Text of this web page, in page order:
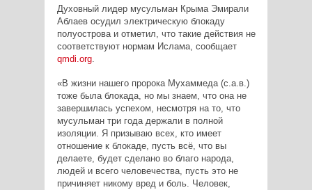
Духовный лидер мусульман Крыма Эмирали
Аблаев осудил электрическую блокаду
полуострова и отметил, что такие действия не
соответствуют нормам Ислама, сообщает
qmdi.org.
«В жизни нашего пророка Мухаммеда (с.а.в.)
тоже была блокада, но мы знаем, что она не
завершилась успехом, несмотря на то, что
мусульман три года держали в полной
изоляции. Я призываю всех, кто имеет
отношение к блокаде, пусть всё, что вы
делаете, будет сделано во благо народа,
людей и всего человечества, пусть это не
причиняет никому вред и боль. Человек,